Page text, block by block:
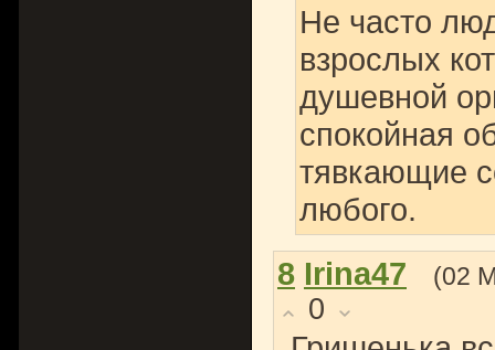
Не часто
взрослых
душевной
спокойная
тявкающие
любого.
8 Irina47 (02
0